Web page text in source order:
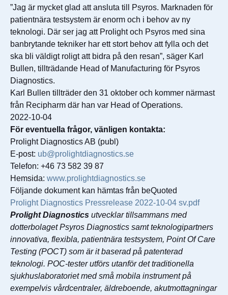
”Jag är mycket glad att ansluta till Psyros. Marknaden för
patientnära testsystem är enorm och i behov av ny
teknologi. Där ser jag att Prolight och Psyros med sina
banbrytande tekniker har ett stort behov att fylla och det
ska bli väldigt roligt att bidra på den resan”, säger Karl
Bullen, tillträdande Head of Manufacturing för Psyros
Diagnostics.
Karl Bullen tillträder den 31 oktober och kommer närmast
från Recipharm där han var Head of Operations.
2022-10-04
För eventuella frågor, vänligen kontakta:
Prolight Diagnostics AB (publ)
E-post: ub@prolightdiagnostics.se
Telefon: +46 73 582 39 87
Hemsida: www.prolightdiagnostics.se
Följande dokument kan hämtas från beQuoted
Prolight Diagnostics Pressrelease 2022-10-04 sv.pdf
Prolight Diagnostics utvecklar tillsammans med
dotterbolaget Psyros Diagnostics samt teknologipartners
innovativa, flexibla, patientnära testsystem, Point Of Care
Testing (POCT) som är it baserad på patenterad
teknologi. POC-tester utförs utanför det traditionella
sjukhuslaboratoriet med små mobila instrument på
exempelvis vårdcentraler, äldreboende, akutmottagningar